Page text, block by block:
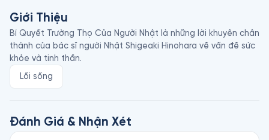
Giới Thiệu
Bí Quyết Trường Thọ Của Người Nhật là những lời khuyên chân
thành của bác sĩ người Nhật Shigeaki Hinohara về vấn đề sức
Lối sống
Đánh Giá & Nhận Xét